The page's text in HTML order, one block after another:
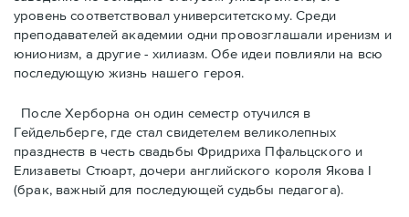
уровень соответствовал университетскому. Среди
преподавателей академии одни провозглашали ирeнизм и
юнионизм, а другие - хилиазм. Обе идеи повлияли на всю
последующую жизнь нашего героя.
После Херборна он один семестр отучился в
Гейдельберге, где стал свидетелем великолепных
празднеств в честь свадьбы Фридриха Пфальцского и
Елизаветы Стюарт, дочери английского короля Якова I
(брак, важный для последующей судьбы педагога).